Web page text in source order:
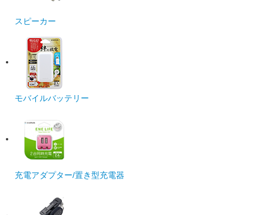
スピーカー
モバイルバッテリー
充電アダプター/置き型充電器